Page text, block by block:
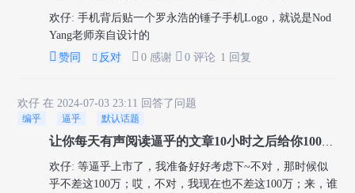
欢仔: 手机背后贴一个罗永浩的锤子手机Logo，就说是Nod
Yang老师亲自设计的
 赞同  反对  0 感谢  0 评论 1 回复
欢仔 在 2024-07-03 23:11 回答了问题
编乎 逼乎 默认话题
欢仔: 等逼乎上市了，我准备好好考虑下~不对，那时候似
乎不差这100万；哎，不对，我现在也不差这100万；来，谁